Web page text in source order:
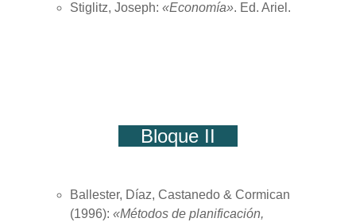
Stiglitz, Joseph: «Economía». Ed. Ariel.
Bloque II
Ballester, Díaz, Castanedo & Cormican
(1996): «Métodos de planificación,